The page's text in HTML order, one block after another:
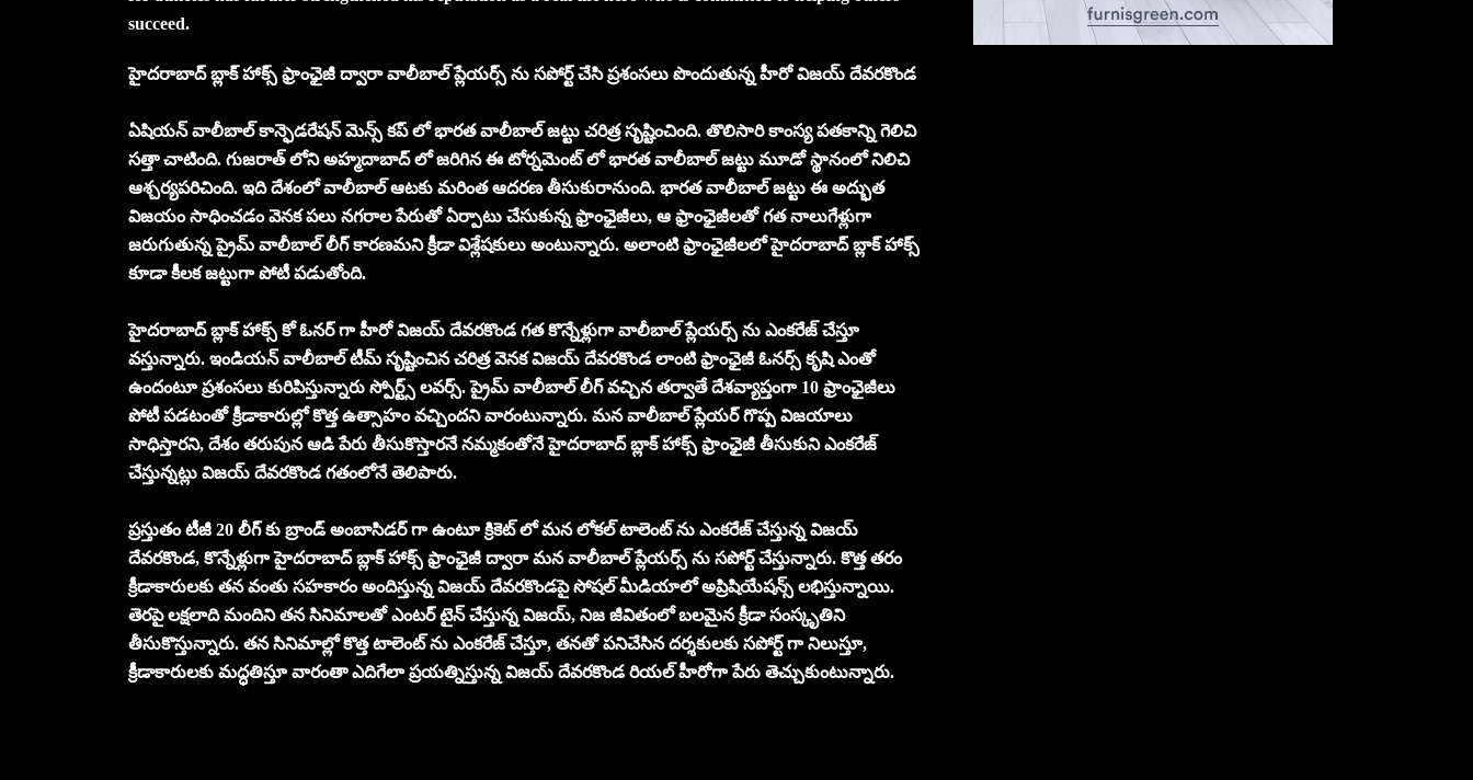
succeed.
హైదరాబాద్ బ్లాక్ హాక్స్ ఫ్రాంఛైజీ ద్వారా వాలీబాల్ ప్లేయర్స్ ను సపోర్ట్ చేసి ప్రశంసలు పొందుతున్న హీరో విజయ్ దేవరకొండ
ఏషియన్ వాలీబాల్ కాన్ఫెడరేషన్ మెన్స్ కప్ లో భారత వాలీబాల్ జట్టు చరిత్ర సృష్టించింది. తొలిసారి కాంస్య పతకాన్ని గెలిచి
సత్తా చాటింది. గుజరాత్ లోని అహ్మదాబాద్ లో జరిగిన ఈ టోర్నమెంట్ లో భారత వాలీబాల్ జట్టు మూడో స్థానంలో నిలిచి
ఆశ్చర్యపరిచింది. ఇది దేశంలో వాలీబాల్ ఆటకు మరింత ఆదరణ తీసుకురానుంది. భారత వాలీబాల్ జట్టు ఈ అద్భుత
విజయం సాధించడం వెనక పలు నగరాల పేరుతో ఏర్పాటు చేసుకున్న ఫ్రాంఛైజీలు, ఆ ఫ్రాంఛైజీలతో గత నాలుగేళ్లుగా
జరుగుతున్న ప్రైమ్ వాలీబాల్ లీగ్ కారణమని క్రీడా విశ్లేషకులు అంటున్నారు. అలాంటి ఫ్రాంఛైజీలలో హైదరాబాద్ బ్లాక్ హాక్స్
కూడా కీలక జట్టుగా పోటీ పడుతోంది.
హైదరాబాద్ బ్లాక్ హాక్స్ కో ఓనర్ గా హీరో విజయ్ దేవరకొండ గత కొన్నేళ్లుగా వాలీబాల్ ప్లేయర్స్ ను ఎంకరేజ్ చేస్తూ
వస్తున్నారు. ఇండియన్ వాలీబాల్ టీమ్ సృష్టించిన చరిత్ర వెనక విజయ్ దేవరకొండ లాంటి ఫ్రాంఛైజీ ఓనర్స్ కృషి ఎంతో
ఉందంటూ ప్రశంసలు కురిపిస్తున్నారు స్పోర్ట్స్ లవర్స్. ప్రైమ్ వాలీబాల్ లీగ్ వచ్చిన తర్వాతే దేశవ్యాప్తంగా 10 ఫ్రాంఛైజీలు
పోటీ పడటంతో క్రీడాకారుల్లో కొత్త ఉత్సాహం వచ్చిందని వారంటున్నారు. మన వాలీబాల్ ప్లేయర్ గొప్ప విజయాలు
సాధిస్తారని, దేశం తరుపున ఆడి పేరు తీసుకొస్తారనే నమ్మకంతోనే హైదరాబాద్ బ్లాక్ హాక్స్ ఫ్రాంఛైజీ తీసుకుని ఎంకరేజ్
చేస్తున్నట్లు విజయ్ దేవరకొండ గతంలోనే తెలిపారు.
ప్రస్తుతం టీజీ 20 లీగ్ కు బ్రాండ్ అంబాసిడర్ గా ఉంటూ క్రికెట్ లో మన లోకల్ టాలెంట్ ను ఎంకరేజ్ చేస్తున్న విజయ్
దేవరకొండ, కొన్నేళ్లుగా హైదరాబాద్ బ్లాక్ హాక్స్ ఫ్రాంఛైజీ ద్వారా మన వాలీబాల్ ప్లేయర్స్ ను సపోర్ట్ చేస్తున్నారు. కొత్త తరం
క్రీడాకారులకు తన వంతు సహకారం అందిస్తున్న విజయ్ దేవరకొండపై సోషల్ మీడియాలో అప్రిషియేషన్స్ లభిస్తున్నాయి.
తెరపై లక్షలాది మందిని తన సినిమాలతో ఎంటర్ టైన్ చేస్తున్న విజయ్, నిజ జీవితంలో బలమైన క్రీడా సంస్కృతిని
తీసుకొస్తున్నారు. తన సినిమాల్లో కొత్త టాలెంట్ ను ఎంకరేజ్ చేస్తూ, తనతో పనిచేసిన దర్శకులకు సపోర్ట్ గా నిలుస్తూ,
క్రీడాకారులకు మద్ధతిస్తూ వారంతా ఎదిగేలా ప్రయత్నిస్తున్న విజయ్ దేవరకొండ రియల్ హీరోగా పేరు తెచ్చుకుంటున్నారు.